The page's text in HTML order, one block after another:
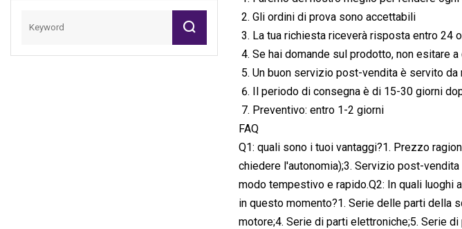
Torsione Boccola
Fuwa Boccola York
Gli ordini di prova sono accettabili
La tua richiesta riceverà risposta entro 24
Se hai domande sul prodotto, non esitare
Un buon servizio post-vendita è servito da
Il periodo di consegna è di 15-30 giorni
Preventivo: entro 1-2 giorni
FAQ
Q1: quali sono i tuoi vantaggi?1. Prezzo
chiedere l'autonomia);3. Servizio post-
modo tempestivo e rapido.Q2: In quali luoghi
in questo momento?1. Serie delle parti della
motore;4. Serie di parti elettroniche;5. Serie